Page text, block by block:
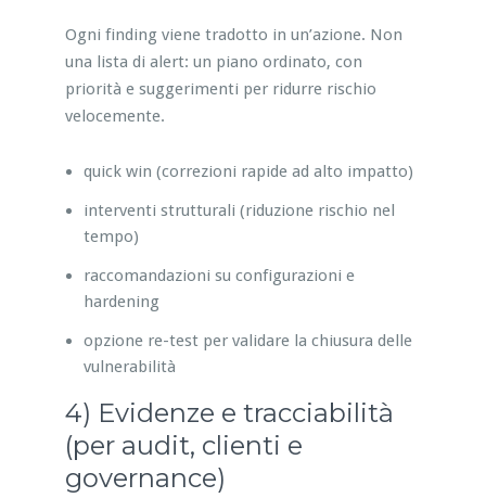
Ogni finding viene tradotto in un’azione. Non
una lista di alert: un piano ordinato, con
priorità e suggerimenti per ridurre rischio
velocemente.
quick win (correzioni rapide ad alto impatto)
interventi strutturali (riduzione rischio nel
tempo)
raccomandazioni su configurazioni e
hardening
opzione re-test per validare la chiusura delle
vulnerabilità
4) Evidenze e tracciabilità
(per audit, clienti e
governance)